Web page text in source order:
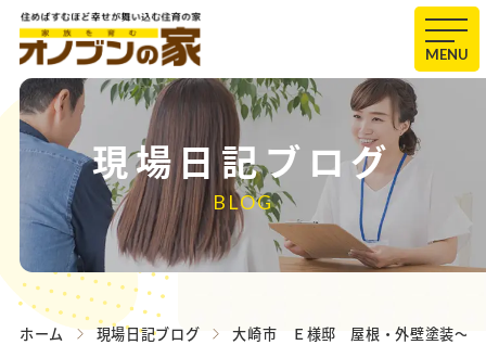
MENU
現場日記ブログ
BLOG
ホーム 現場日記ブログ 大崎市 Ｅ様邸 屋根・外壁塗装～雨